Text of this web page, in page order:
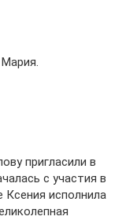
пригласили в
с участия в
Ксения исполнила